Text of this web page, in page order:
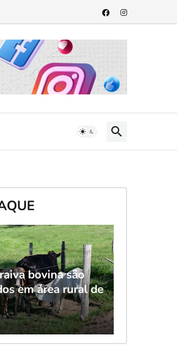
bovina são
em área rural de